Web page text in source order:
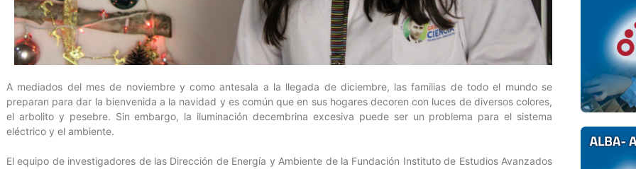
A mediados del mes de noviembre y como antesala a la llegada de diciembre, las familias de todo el mundo se
preparan para dar la bienvenida a la navidad y es común que en sus hogares decoren con luces de diversos colores,
el arbolito y pesebre. Sin embargo, la iluminación decembrina excesiva puede ser un problema para el sistema
eléctrico y el ambiente.
El equipo de investigadores de las Dirección de Energía y Ambiente de la Fundación Instituto de Estudios Avanzados